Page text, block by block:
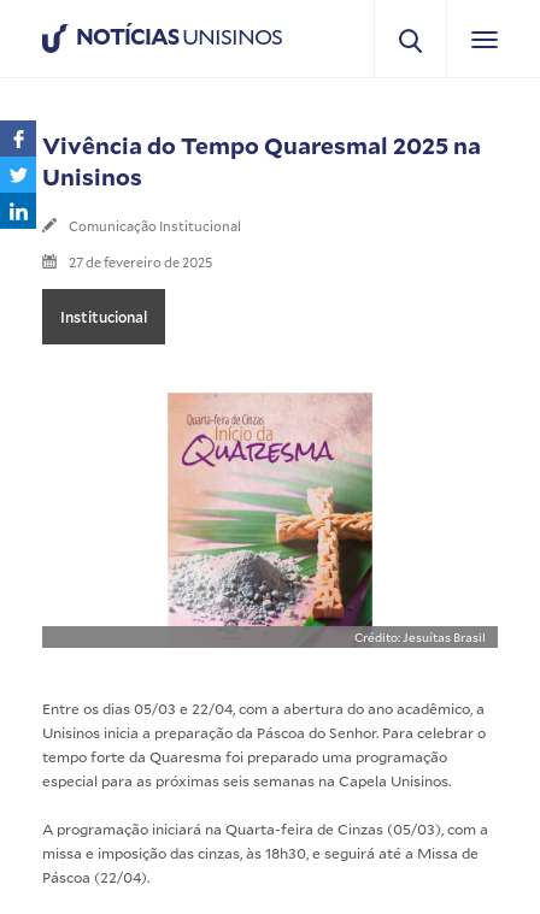
NOTÍCIASUNISINOS
Vivência do Tempo Quaresmal 2025 na
Unisinos
Comunicação Institucional
27 de fevereiro de 2025
Institucional
Crédito: Jesuítas Brasil
Entre os dias 05/03 e 22/04, com a abertura do ano acadêmico, a
Unisinos inicia a preparação da Páscoa do Senhor. Para celebrar o
tempo forte da Quaresma foi preparado uma programação
especial para as próximas seis semanas na Capela Unisinos.
A programação iniciará na Quarta-feira de Cinzas (05/03), com a
missa e imposição das cinzas, às 18h30, e seguirá até a Missa de
Páscoa (22/04).